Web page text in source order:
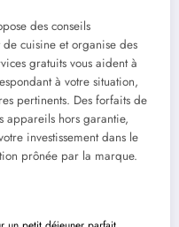
des conseils
cuisine et organise des
gratuits vous aident à
à votre situation,
pertinents. Des forfaits de
appareils hors garantie,
investissement dans le
prônée par la marque.